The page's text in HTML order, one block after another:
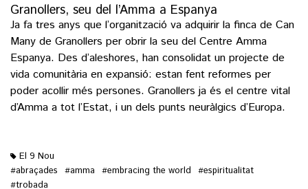
Granollers, seu del l’Amma a Espanya
Ja fa tres anys que l’organització va adquirir la finca de Can
Many de Granollers per obrir la seu del Centre Amma
Espanya. Des d’aleshores, han consolidat un projecte de
vida comunitària en expansió: estan fent reformes per
poder acollir més persones. Granollers ja és el centre vital
d’Amma a tot l’Estat, i un dels punts neuràlgics d’Europa.
El 9 Nou
#abraçades #amma #embracing the world #espiritualitat
#trobada